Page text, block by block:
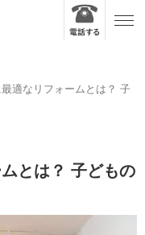
適なリフォームとは？ 子
とは？ 子どもの